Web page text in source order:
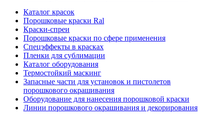
Каталог красок
Порошковые краски Ral
Краски-спреи
Порошковые краски по сфере применения
Спецэффекты в красках
Пленки для сублимации
Каталог оборудования
Термостойкий маскинг
Запасные части для установок и пистолетов
порошкового окрашивания
Оборудование для нанесения порошковой краски
Линии порошкового окрашивания и декорирования